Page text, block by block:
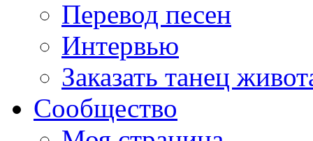
Перевод песен
Интервью
Заказать танец
Сообщество